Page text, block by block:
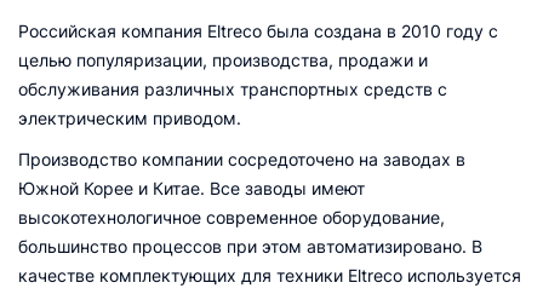
Российская компания Eltreco была создана в 2010 году с
целью популяризации, производства, продажи и
обслуживания различных транспортных средств с
электрическим приводом.
Производство компании сосредоточено на заводах в
Южной Корее и Китае. Все заводы имеют
высокотехнологичное современное оборудование,
большинство процессов при этом автоматизировано. В
качестве комплектующих для техники Eltreco используется